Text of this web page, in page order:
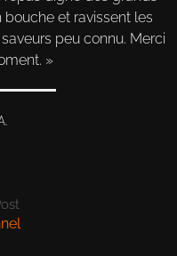
et ravissent les
peu connu. Merci